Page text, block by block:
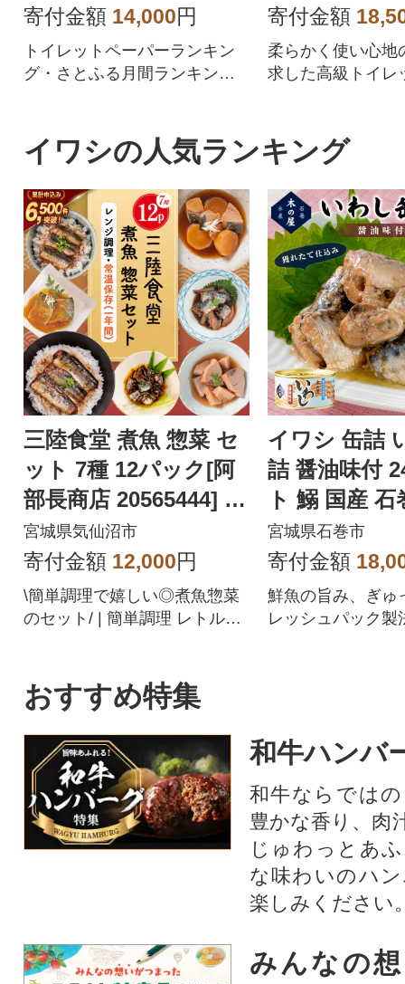
品 人気
寄付金額 14,000円
トイレットペーパーランキン
グ・さとふる月間ランキング1
を追求した上質なトイレット
ペーパーです。
寄付金額
柔らかく使い心地
求した高級トイレ
イワシの人気ランキング
三陸食堂 煮魚 惣菜 セ
ット 7種 12パック[阿
部長商店 20565444] さ
ば さんま かつお
宮城県気仙沼市
寄付金額 12,000円
\簡単調理で嬉しい◎煮魚惣菜
のセット/ | 簡単調理 レトルト
期保存 常温保存 個包装 和食
イワシ 缶詰
詰 醤油味付
ト 鰯 国産
ま 常温 非常
存
宮城県石巻市
寄付金額
鮮魚の旨み、ぎゅ
レッシュパック製
おすすめ特集
和牛ハンバ
和牛ならでは
豊かな香り、肉
じゅわっとあ
な味わいのハ
楽しみください
みんなの